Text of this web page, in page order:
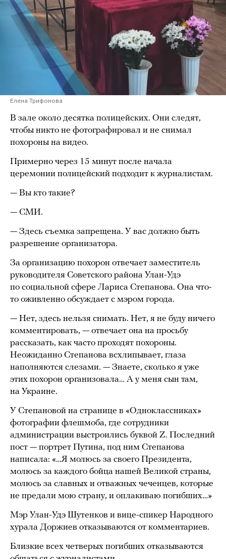
Елена Трифонова
В зале около десятка полицейских. Они следят,
чтобы никто не фотографировал и не снимал
похороны на видео.
Примерно через 15 минут после начала
церемонии полицейский подходит к журналистам.
— Вы кто такие?
— СМИ.
— Здесь съемка запрещена. У вас должно быть
разрешение организатора.
За организацию похорон отвечает заместитель
руководителя Советского района Улан-Удэ
по социальной сфере Лариса Степанова. Она что-
то оживленно обсуждает с мэром города.
— Нет, здесь нельзя снимать. Нет, я не буду ничего
комментировать, — отвечает она на просьбу
рассказать, как часто проходят похороны.
Неожиданно Степанова всхлипывает, глаза
наполняются слезами. — Знаете, сколько я уже
этих похорон организовала… А у меня сын там,
на Украине.
У Степановой на странице в «Одноклассниках»
фотографии флешмоба, где сотрудники
администрации выстроились буквой Z. Последний
пост — портрет Путина, под ним Степанова
написала: «…Я молюсь за своего Президента,
молюсь за каждого бойца нашей Великой страны,
молюсь за славных и отважных чеченцев, которые
не предали мою страну, и оплакиваю погибших…»
Мэр Улан-Удэ Шутенков и вице-спикер Народного
хурала Доржиев отказываются от комментариев.
Близкие всех четверых погибших отказываются